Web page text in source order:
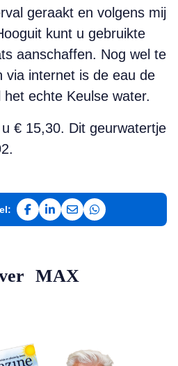
geraakt en volgens mij
kunt u gebruikte
aanschaffen. Nog wel te
via internet is de eau de
het echte Keulse water.
€ 15,30. Dit geurwatertje
Deel op Facebook
Deel op LinkedIn
Deel via e-mail
Deel via
MAX